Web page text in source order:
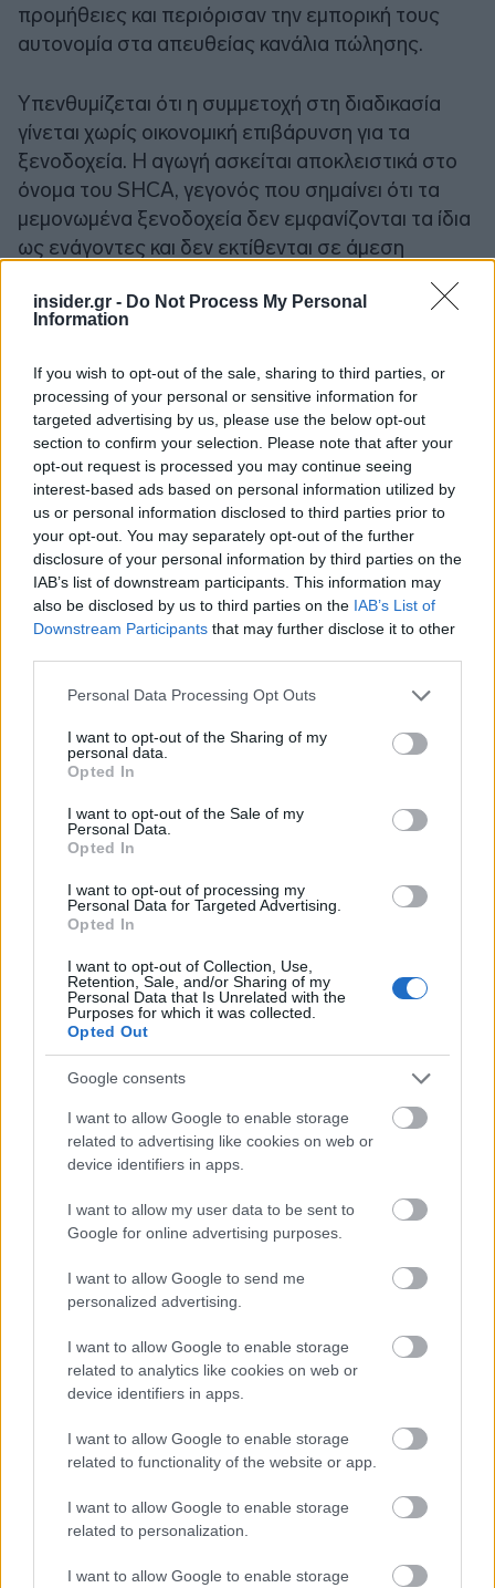
insider.gr - Do Not Process My Personal
Information
If you wish to opt-out of the sale, sharing to third parties, or
processing of your personal or sensitive information for
targeted advertising by us, please use the below opt-out
section to confirm your selection. Please note that after your
opt-out request is processed you may continue seeing
interest-based ads based on personal information utilized by
us or personal information disclosed to third parties prior to
your opt-out. You may separately opt-out of the further
disclosure of your personal information by third parties on the
IAB’s list of downstream participants. This information may
also be disclosed by us to third parties on the IAB’s List of
Downstream Participants that may further disclose it to other
Please note that this website/app uses one or more Google
not limited to your visit or usage behaviour. You may click to
grant or deny consent to Google and its third-party tags to
use your data for below specified purposes in below Google
consent section.
Personal Data Processing Opt Outs
I want to opt-out of the Sharing of my
personal data.
Opted In
I want to opt-out of the Sale of my
Personal Data.
Opted In
I want to opt-out of processing my
Personal Data for Targeted Advertising.
Opted In
I want to opt-out of Collection, Use,
Retention, Sale, and/or Sharing of my
Personal Data that Is Unrelated with the
Purposes for which it was collected.
Opted Out
Google consents
I want to allow Google to enable storage
related to advertising like cookies on web or
device identifiers in apps.
I want to allow my user data to be sent to
Google for online advertising purposes.
I want to allow Google to send me
personalized advertising.
I want to allow Google to enable storage
related to analytics like cookies on web or
device identifiers in apps.
I want to allow Google to enable storage
related to functionality of the website or app.
I want to allow Google to enable storage
related to personalization.
I want to allow Google to enable storage
προμήθειες και περιόρισαν την εμπορική τους
αυτονομία στα απευθείας κανάλια πώλησης.
Υπενθυμίζεται ότι η συμμετοχή στη διαδικασία
γίνεται χωρίς οικονομική επιβάρυνση για τα
ξενοδοχεία. Η αγωγή ασκείται αποκλειστικά στο
όνομα του SHCA, γεγονός που σημαίνει ότι τα
μεμονωμένα ξενοδοχεία δεν εμφανίζονται τα ίδια
ως ενάγοντες και δεν εκτίθενται σε άμεση
δικαστική αντιπαράθεση με την Booking.com.
ΞΕΕ κ. Αλέξανδρος Βασιλικόςέκανε την
ακόλουθη δήλωση: «Για να ανθίσει η ξενοδοχειακή
επιχειρηματικότητα χρειάζεται ένα περιβάλλον
υγιούς ανταγωνισμού, με καθαρούς κανόνες,
ισότιμη συνεργασία στη βάση του αμοιβαίου
οφέλους και σεβασμό στη νομιμότητα. Τα
ευρωπαϊκά ξενοδοχεία ύψωσαν τείχος
προστασίας απέναντι σε καταχρηστικές
πρακτικές του παρελθόντος, αποδεικνύοντας τη
δύναμη της συλλογική δράσης. Το ΞΕΕ παραμένει
σύγχρονου ρυθμιστικού πλαισίου που διευκολύνει,
αντί να επιβαρύνει, την άσκηση της
ξενοδοχειακής δραστηριότητας».
Ακολουθήστε τοinsider.gr στο Google News